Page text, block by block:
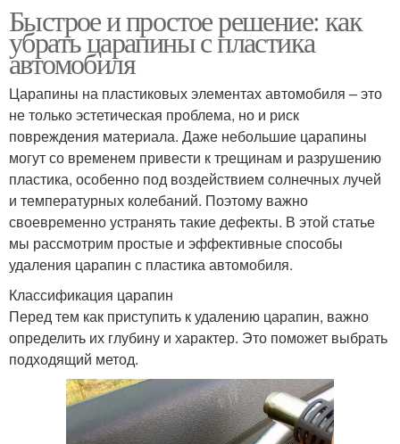
Быстрое и простое решение: как
убрать царапины с пластика
автомобиля
Царапины на пластиковых элементах автомобиля – это
не только эстетическая проблема, но и риск
повреждения материала. Даже небольшие царапины
могут со временем привести к трещинам и разрушению
пластика, особенно под воздействием солнечных лучей
и температурных колебаний. Поэтому важно
своевременно устранять такие дефекты. В этой статье
мы рассмотрим простые и эффективные способы
удаления царапин с пластика автомобиля.
Классификация царапин
Перед тем как приступить к удалению царапин, важно
определить их глубину и характер. Это поможет выбрать
подходящий метод.